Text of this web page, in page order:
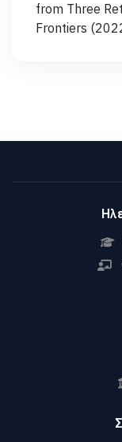
from Three
Frontiers